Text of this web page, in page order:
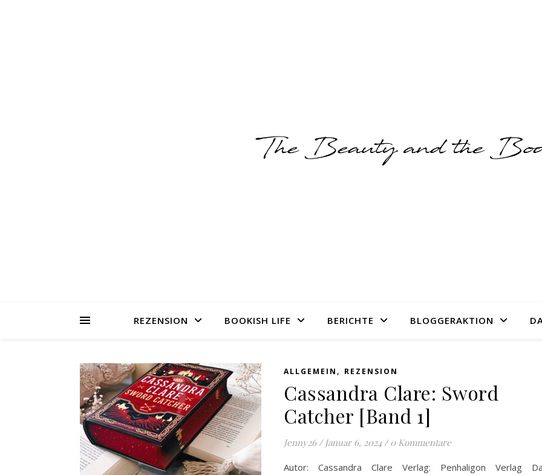
REZENSION BOOKISH LIFE BERICHTE BLOGGERAKTION
ALLGEMEIN , REZENSION
Cassandra Clare: Sword
Catcher [Band 1]
Jenny26 / Januar 6, 2024 / 0 Kommentare
Autor: Cassandra Clare Verlag: Penhaligon Verlag